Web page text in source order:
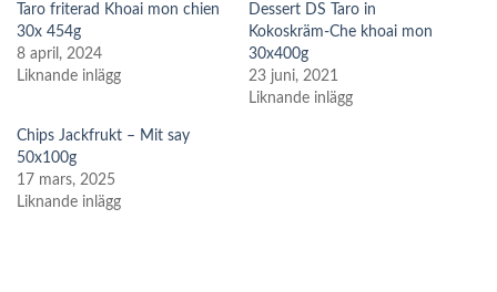
Taro friterad Khoai mon chien
30x 454g
8 april, 2024
Liknande inlägg
Dessert DS Taro in
Kokoskräm-Che khoai mon
30x400g
23 juni, 2021
Liknande inlägg
Chips Jackfrukt – Mit say
50x100g
17 mars, 2025
Liknande inlägg